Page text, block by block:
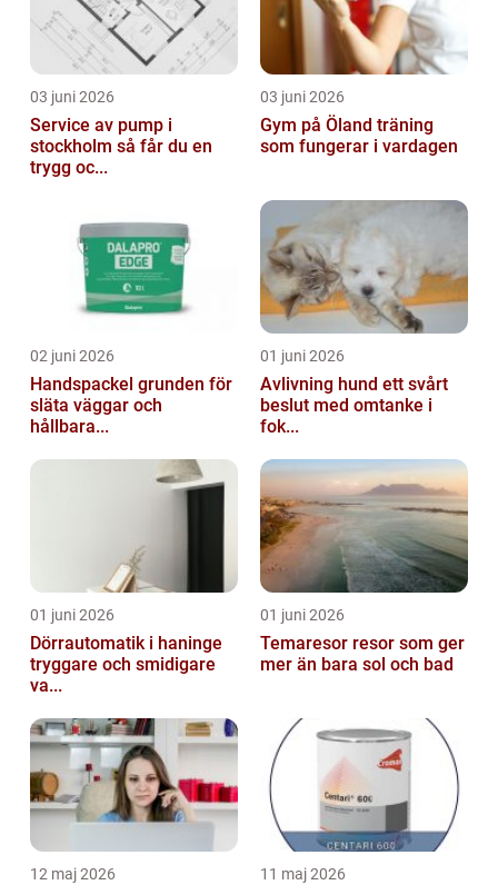
03 juni 2026
Service av pump i
stockholm så får du en
trygg oc...
03 juni 2026
Gym på Öland träning
som fungerar i vardagen
02 juni 2026
Handspackel grunden för
släta väggar och
hållbara...
01 juni 2026
Avlivning hund ett svårt
beslut med omtanke i
fok...
01 juni 2026
Dörrautomatik i haninge
tryggare och smidigare
va...
01 juni 2026
Temaresor resor som ger
mer än bara sol och bad
12 maj 2026 11 maj 2026